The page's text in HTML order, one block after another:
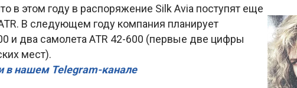
в этом году в распоряжение Silk Avia поступят еще
В следующем году компания планирует
и два самолета ATR 42-600 (первые две цифры
мест).
в нашем Telegram-канале